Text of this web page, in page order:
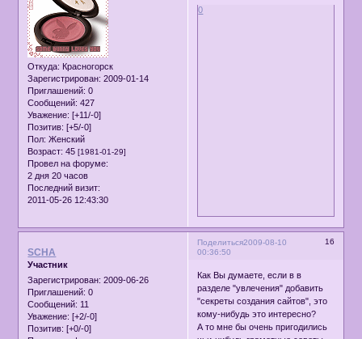
Откуда: Красногорск
Зарегистрирован: 2009-01-14
Приглашений: 0
Сообщений: 427
Уважение: [+11/-0]
Позитив: [+5/-0]
Пол: Женский
Возраст: 45[1981-01-29]
Провел на форуме:
2 дня 20 часов
Последний визит:
2011-05-26 12:43:30
0
Поделиться 16
2009-08-10
00:36:50
SCHA
Участник
Зарегистрирован: 2009-06-26
Приглашений: 0
Сообщений: 11
Уважение: [+2/-0]
Позитив: [+0/-0]
Как Вы думаете, если в в
разделе "увлечения" добавить
"секреты создания сайтов", это
кому-нибудь это интересно?
А то мне бы очень пригодились